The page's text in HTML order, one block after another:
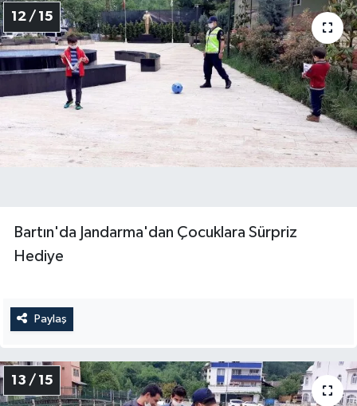
12 / 15
Bartın'da Jandarma'dan Çocuklara Sürpriz
Hediye
Paylaş
13 / 15